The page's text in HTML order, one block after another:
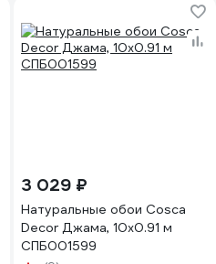
3 029 ₽
Натуральные обои Cosca
Decor Джама, 10x0.91 м
СПБ001599